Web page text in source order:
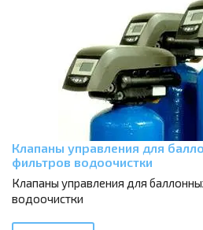
Клапаны управления для
фильтров водоочистки
Клапаны управления для
водоочистки